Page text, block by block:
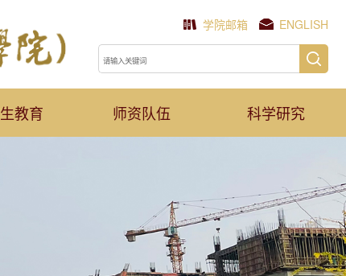
学院邮箱 ENGLISH
教育 师资队伍 科学研究